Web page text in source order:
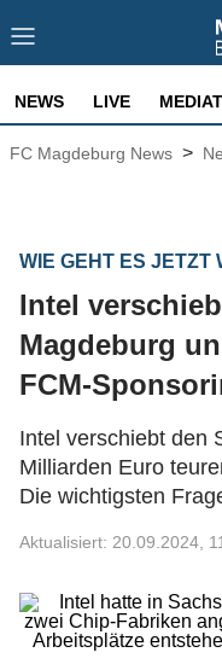
NEWS LIVE
FC Magdeburg News >
WIE GEHT ES JETZT
Intel
Magdeburg
FCM-
Intel verschiebt den
Milliarden Euro
Die wichtigsten
Aktualisiert: 20.09.2024,